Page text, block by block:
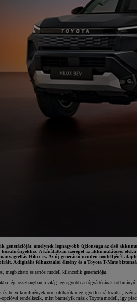
amelynek legnagyobb újdonsága az első
körülményekhez. A kínálatban szerepel az akkumulátoros
Hilux is. Az új generáció minden modelljénél
A digitális felhasználói élmény és a Toyota T-Mate
megbízható és tartós modell kilencedik generációját.
lép, összhangban a világ legnagyobb autógyártójának
helyi körülmények nem oldhatók meg egyetlen változattal, ezért
rendelkezik, mint bármelyik másik Toyota modell, így